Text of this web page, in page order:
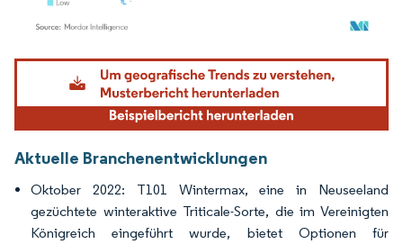
Bild © Mordor Intelligence. Wiederverwendung erfordert Namensnennung gemäß
Aktuelle Branchenentwicklungen
Oktober 2022: T101 Wintermax, eine in Neuseeland
gezüchtete winteraktive Triticale-Sorte, die im Vereinigten
Königreich eingeführt wurde, bietet Optionen für